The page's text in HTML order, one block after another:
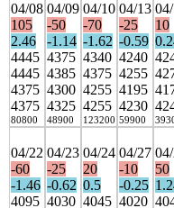
04/08
105
2.46
4445
4445
4375
4375
80800
04/09
-50
-1.14
4375
4385
4300
4325
48900
04/10
-70
-1.62
4340
4375
4255
4255
123200
04/13
-25
-0.59
4240
4255
4195
4230
59900
10
04/22
-60
-1.46
4095
04/23
-25
-0.62
4030
04/24
20
0.5
4045
04/27
-10
-0.25
4020
50